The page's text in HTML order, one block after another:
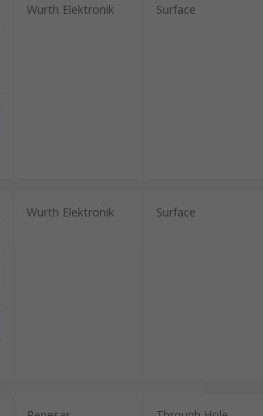
Wurth Elektronik Surface
Wurth Elektronik Surface